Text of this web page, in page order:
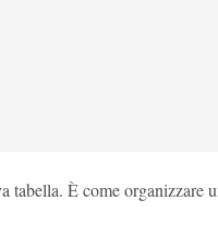
tabella. È come organizzare